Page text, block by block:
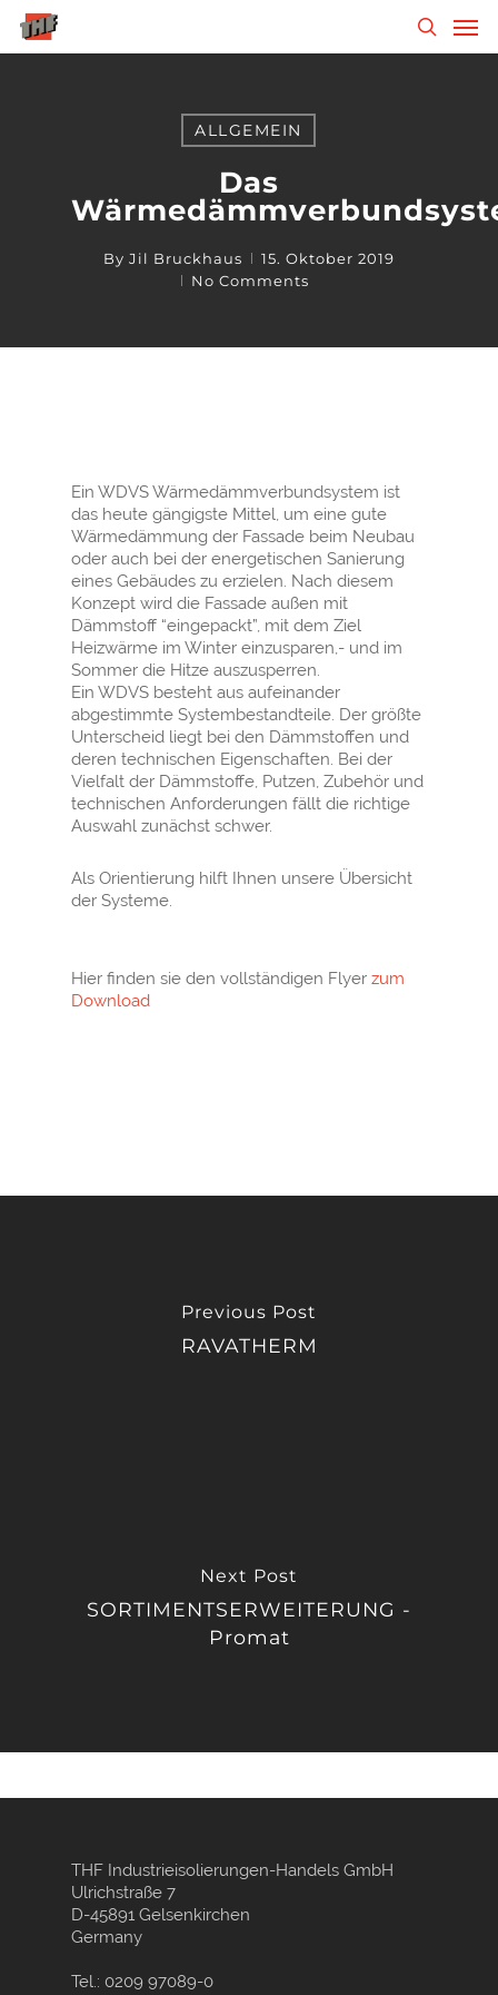
Skip
main
search
ALLGEMEIN
Das
By Jil Bruckhaus
15. Oktober 2019
No Comments
Ein WDVS Wärmedämmverbundsystem ist
das heute gängigste Mittel, um eine gute
Wärmedämmung der Fassade beim Neubau
oder auch bei der energetischen Sanierung
eines Gebäudes zu erzielen. Nach diesem
Konzept wird die Fassade außen mit
Dämmstoff “eingepackt”, mit dem Ziel
Heizwärme im Winter einzusparen,- und im
Sommer die Hitze auszusperren.
Ein WDVS besteht aus aufeinander
abgestimmte Systembestandteile. Der größte
Unterscheid liegt bei den Dämmstoffen und
deren technischen Eigenschaften. Bei der
Vielfalt der Dämmstoffe, Putzen, Zubehör und
technischen Anforderungen fällt die richtige
Auswahl zunächst schwer.
Als Orientierung hilft Ihnen unsere Übersicht
der Systeme.
Hier finden sie den vollständigen Flyerzum
Download
Previous Post
RAVATHERM
Next Post
SORTIMENTSERWEITERUNG -
Promat
THF Industrieisolierungen-Handels GmbH
Ulrichstraße 7
D-45891 Gelsenkirchen
Germany
Tel.: 0209 97089-0